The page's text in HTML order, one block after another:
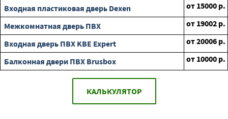
Входная пластиковая дверь Dexen
от 15000 р.
Межкомнатная дверь ПВХ
от 19002 р.
Входная дверь ПВХ KBE Expert
от20006 р.
Балконная двери ПВХ Brusbox
от 10000 р.
КАЛЬКУЛЯТОР